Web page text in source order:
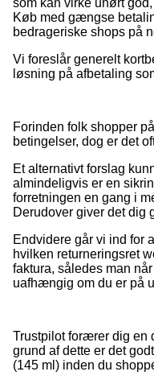
Køb med gængse
bedrageriske shops på
Vi foreslår generelt
løsning på afbetaling
Forinden folk shopper
betingelser, dog er det
Et alternativt forslag
almindeligvis er en
forretningen en gang i
Derudover giver det dig
Endvidere går vi ind for
hvilken returneringsret
faktura, således man
uafhængig om du er på
Trustpilot forærer dig en
grund af dette er det
(145 ml) inden du